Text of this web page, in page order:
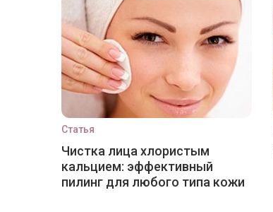
Статья
Чистка лица хлористым
кальцием: эффективный
пилинг для любого типа кожи